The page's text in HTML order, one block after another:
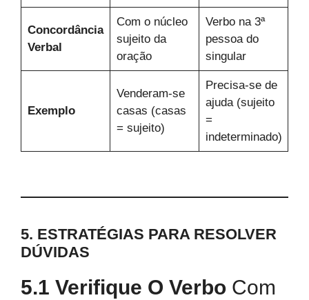
Concordância
Verbal
Com o núcleo
sujeito da
oração
Verbo na 3ª
pessoa do
singular
Exemplo
Venderam-se
casas (casas
= sujeito)
Precisa-se de
ajuda (sujeito
=
indeterminado)
5. ESTRATÉGIAS PARA RESOLVER
DÚVIDAS
5.1 Verifique O Verbo Com